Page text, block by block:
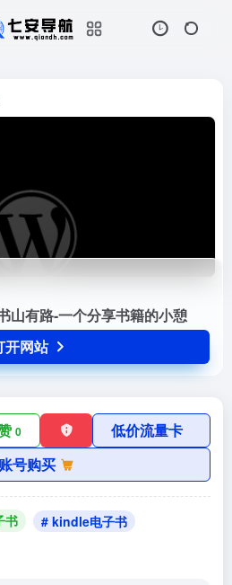
山有路-一个分享书籍的小憩
开网站
0
低价流量卡
号购买
书
# kindle电子书